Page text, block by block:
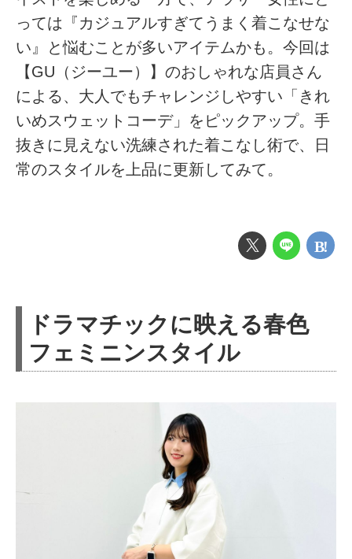
っては『カジュアルすぎてうまく着こなせな
い』と悩むことが多いアイテムかも。今回は
【GU（ジーユー）】のおしゃれな店員さん
による、大人でもチャレンジしやすい「きれ
いめスウェットコーデ」をピックアップ。手
抜きに見えない洗練された着こなし術で、日
常のスタイルを上品に更新してみて。
ドラマチックに映える春色
フェミニンスタイル